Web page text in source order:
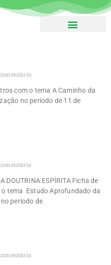
com o tema A Caminho da
no período de 11 de
DOUTRINA ESPÍRITA Ficha de
tema Estudo Aprofundado da
período de